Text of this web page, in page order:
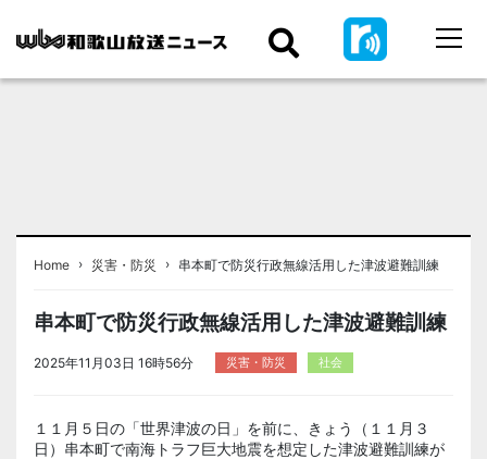
Home › 災害・防災 › 串本町で防災行政無線活用した津波避難訓練
串本町で防災行政無線活用した津波避難訓練
2025年11月03日 16時56分 災害・防災 社会
１１月５日の「世界津波の日」を前に、きょう（１１月３
日）串本町で南海トラフ巨大地震を想定した津波避難訓練が